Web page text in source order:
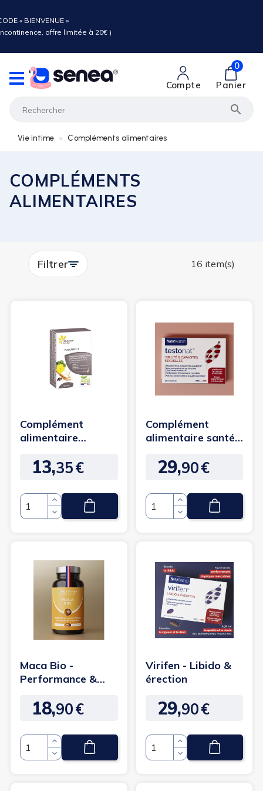
« BIENVENUE »
offre limitée à 20€ )

Compte
0
Panier
Vie intime Compléments alimentaires
COMPLÉMENTS
ALIMENTAIRES
Filtrer 16 item(s)
Complément
alimentaire
Prix
13,35€
Quantité
Complément
alimentaire santé
Testonat
Prix
29,90€
Quantité
Maca Bio -
Performance &
Prix
18,90€
Quantité
Virifen - Libido &
érection
Prix
29,90€
Quantité